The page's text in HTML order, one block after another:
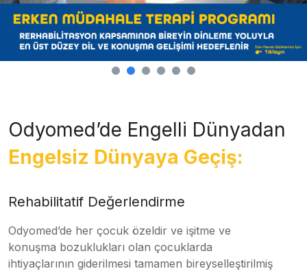
Odyomed’de Engelli Dünyadan
Engelsiz Dünyaya Geçiş:
Rehabilitatif Değerlendirme
Odyomed’de her çocuk özeldir ve işitme ve
konuşma bozuklukları olan çocuklarda
ihtiyaçlarının giderilmesi tamamen bireyselleştirilmiş